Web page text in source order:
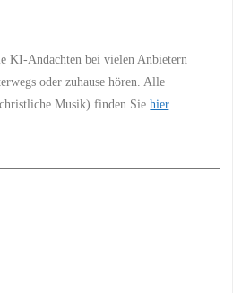
KI-Andachten bei vielen Anbietern
oder zuhause hören. Alle
Musik) finden Siehier.